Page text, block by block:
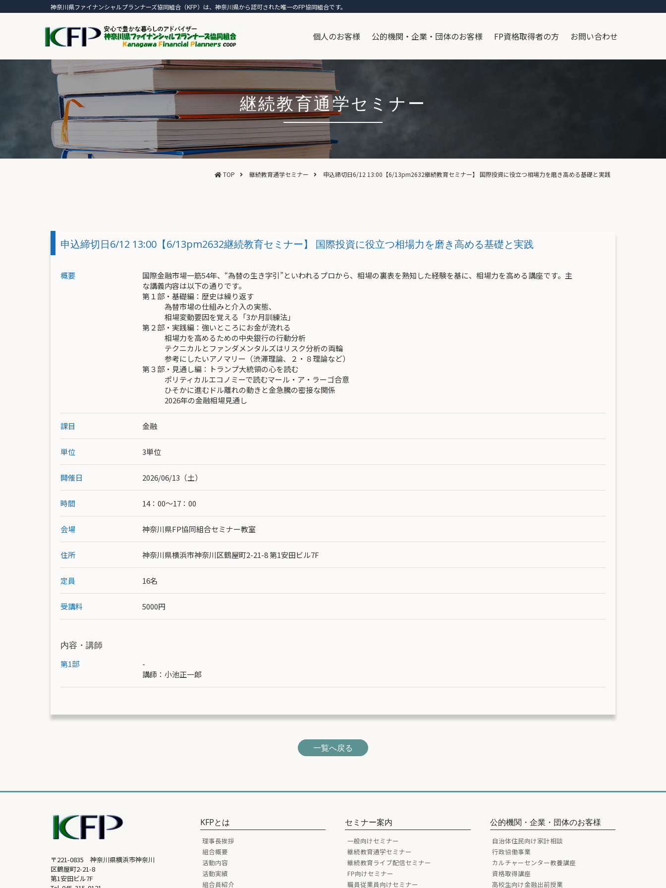
神奈川県ファイナンシャルプランナーズ協同組合（KFP）は、神奈川県から認可された唯一のFP協同組合です。
個人のお客様 公的機関・企業・団体のお客様 FP資格取得者の方 お問い合わせ
継続教育通学セミナー
TOP 継続教育通学セミナー 申込締切日6/12 13:00【6/13pm2632継続教育セミナー】 国際投資に役立つ相場力を磨き高める基礎と実践
申込締切日6/12 13:00【6/13pm2632継続教育セミナー】 国際投資に役立つ相場力を磨き高める基礎と実践
概要
国際金融市場一筋54年、“為替の生き字引”といわれるプロから、相場の裏表を熟知した経験を基に、相場力を高める講座です。主
な講義内容は以下の通りです。
第１部・基礎編：歴史は繰り返す
為替市場の仕組みと介入の実態、
相場変動要因を覚える「3か月訓練法」
第２部・実践編：強いところにお金が流れる
相場力を高めるための中央銀行の行動分析
テクニカルとファンダメンタルズはリスク分析の両輪
参考にしたいアノマリー（渋滞理論、２・８理論など）
第３部・見通し編：トランプ大統領の心を読む
ポリティカルエコノミーで読むマール・ア・ラーゴ合意
ひそかに進むドル離れの動きと金急騰の密接な関係
2026年の金融相場見通し
課目 金融
単位 3単位
開催日 2026/06/13（土）
時間 14：00〜17：00
会場 神奈川県FP協同組合セミナー教室
住所 神奈川県横浜市神奈川区鶴屋町2-21-8 第1安田ビル7F
定員 16名
受講料 5000円
内容・講師
第1部
-
講師：小池正一郎
一覧へ戻る
〒221-0835 神奈川県横浜市神奈川
区鶴屋町2-21-8
第1安田ビル7F
KFPとは
理事長挨拶
組合概要
活動内容
活動実績
組合員紹介
セミナー案内
一般向けセミナー
継続教育通学セミナー
継続教育ライブ配信セミナー
FP向けセミナー
職員従業員向けセミナー
公的機関・企業・団体のお客様
自治体住民向け家計相談
行政協働事業
カルチャーセンター教養講座
資格取得講座
高校生向け金融出前授業